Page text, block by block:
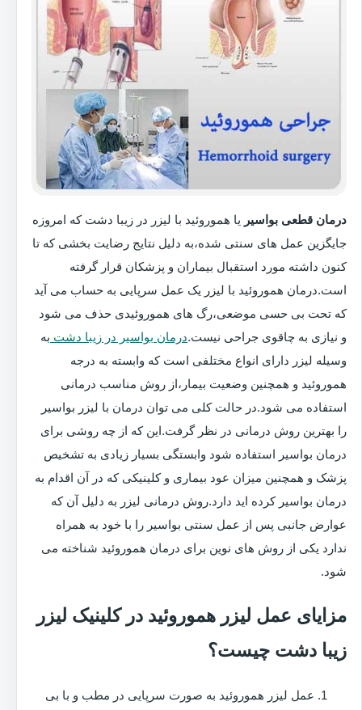
درمان قطعی بواسیر یا هموروئید با لیزر در زیبا دشت که امروزه
جایگزین عمل های سنتی شده،به دلیل نتایج رضایت بخشی که تا
کنون داشته مورد استقبال بیماران و پزشکان قرار گرفته
است.درمان هموروئید با لیزر یک عمل سرپایی به حساب می آید
که تحت بی حسی موضعی،رگ های هموروئیدی حذف می شود
و نیازی به چاقوی جراحی نیست.درمان بواسیر در زیبا دشت به
وسیله لیزر دارای انواع مختلفی است که وابسته به درجه
هموروئید و همچنین وضعیت بیمار،از روش مناسب درمانی
استفاده می شود.در حالت کلی می توان درمان با لیزر بواسیر
را بهترین روش درمانی در نظر گرفت.این که از چه روشی برای
درمان بواسیر استفاده شود وابستگی بسیار زیادی به تشخیص
پزشک و همچنین میزان عود بیماری و کلینیکی که در آن اقدام به
درمان بواسیر کرده اید دارد.روش درمانی لیزر به دلیل آن که
عوارض جانبی پس از عمل سنتی بواسیر را با خود به همراه
ندارد یکی از روش های نوین برای درمان هموروئید شناخته می
شود.
مزایای عمل لیزر هموروئید در کلینیک لیزر
زیبا دشت چیست؟
عمل لیزر هموروئید به صورت سرپایی در مطب و با بی